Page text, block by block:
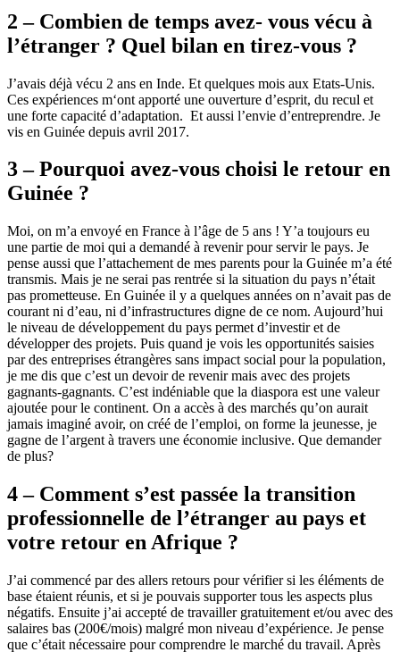
2 – Combien de temps avez- vous vécu à
l’étranger ? Quel bilan en tirez-vous ?
J’avais déjà vécu 2 ans en Inde. Et quelques mois aux Etats-Unis.
Ces expériences m‘ont apporté une ouverture d’esprit, du recul et
une forte capacité d’adaptation. Et aussi l’envie d’entreprendre. Je
vis en Guinée depuis avril 2017.
3 – Pourquoi avez-vous choisi le retour en
Guinée ?
Moi, on m’a envoyé en France à l’âge de 5 ans ! Y’a toujours eu
une partie de moi qui a demandé à revenir pour servir le pays. Je
pense aussi que l’attachement de mes parents pour la Guinée m’a été
transmis. Mais je ne serai pas rentrée si la situation du pays n’était
pas prometteuse. En Guinée il y a quelques années on n’avait pas de
courant ni d’eau, ni d’infrastructures digne de ce nom. Aujourd’hui
le niveau de développement du pays permet d’investir et de
développer des projets. Puis quand je vois les opportunités saisies
par des entreprises étrangères sans impact social pour la population,
je me dis que c’est un devoir de revenir mais avec des projets
gagnants-gagnants. C’est indéniable que la diaspora est une valeur
ajoutée pour le continent. On a accès à des marchés qu’on aurait
jamais imaginé avoir, on créé de l’emploi, on forme la jeunesse, je
gagne de l’argent à travers une économie inclusive. Que demander
de plus?
4 – Comment s’est passée la transition
professionnelle de l’étranger au pays et
votre retour en Afrique ?
J’ai commencé par des allers retours pour vérifier si les éléments de
base étaient réunis, et si je pouvais supporter tous les aspects plus
négatifs. Ensuite j’ai accepté de travailler gratuitement et/ou avec des
salaires bas (200€/mois) malgré mon niveau d’expérience. Je pense
que c’était nécessaire pour comprendre le marché du travail. Après